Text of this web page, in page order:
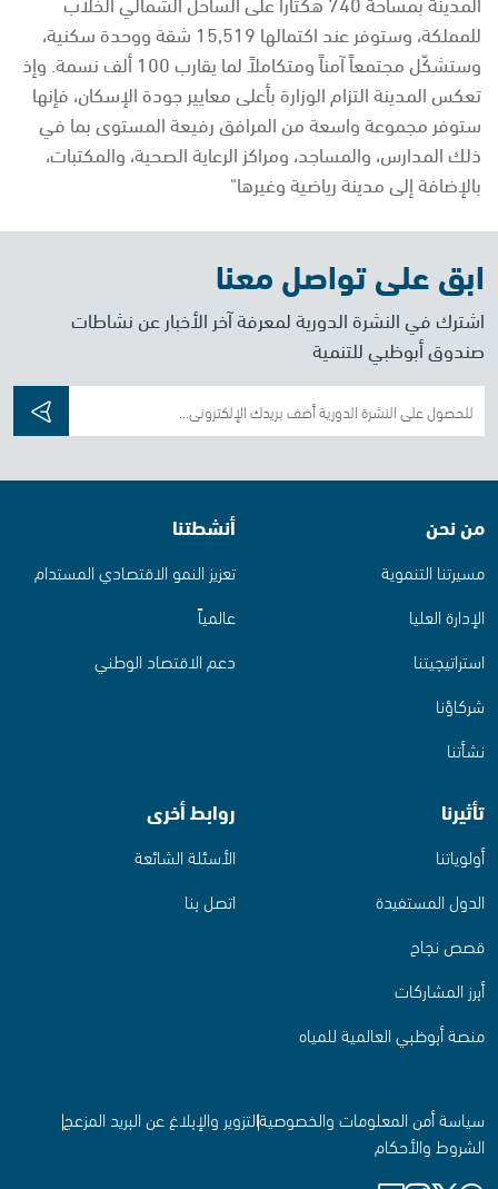
للمملكة، وستوفر عند اكتمالها 15,519 شقة ووحدة سكنية،
وستشكّل مجتمعاً آمناً ومتكاملاً لما يقارب 100 ألف نسمة. وإذ
تعكس المدينة التزام الوزارة بأعلى معايير جودة الإسكان، فإنها
ستوفر مجموعة واسعة من المرافق رفيعة المستوى بما في
ذلك المدارس، والمساجد، ومراكز الرعاية الصحية، والمكتبات،
بالإضافة إلى مدينة رياضية وغيرها"
ابق على تواصل معنا
اشترك في النشرة الدورية لمعرفة آخر الأخبار عن نشاطات
صندوق أبوظبي للتنمية
من نحن
مسيرتنا التنموية
الإدارة العليا
استراتيجيتنا
شركاؤنا
نشأتنا
أنشطتنا
تعزيز النمو الاقتصادي المستدام
عالمياً
دعم الاقتصاد الوطني
تأثيرنا
أولوياتنا
الدول المستفيدة
قصص نجاح
أبرز المشاركات
منصة أبوظبي العالمية للمياه
روابط أخرى
الأسئلة الشائعة
اتصل بنا
سياسة أمن المعلومات والخصوصيةالتزوير والإبلاغ عن البريد المزعج
الشروط والأحكام